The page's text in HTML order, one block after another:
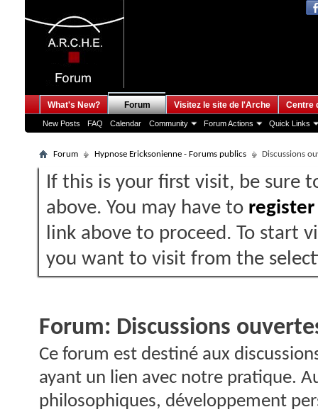
What's New? Forum
New Posts FAQ Calendar Community Forum Actions Quick Links
Visitez le site de l'Arche Centre
Forum Hypnose Ericksonienne - Forums publics Discussions
If this is your first visit, be sure
above. You may have to register
link above to proceed. To start
you want to visit from the
Forum: Discussions
Ce forum est destiné aux
ayant un lien avec notre pratique.
philosophiques, développement